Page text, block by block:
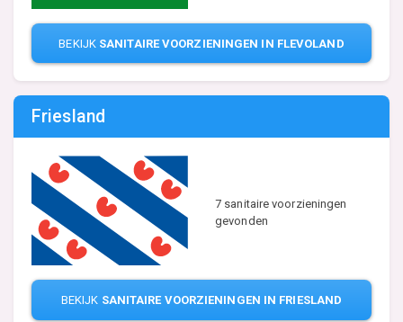
BEKIJK SANITAIRE VOORZIENINGEN IN FLEVOLAND
Friesland
7 sanitaire voorzieningen
gevonden
BEKIJK SANITAIRE VOORZIENINGEN IN FRIESLAND